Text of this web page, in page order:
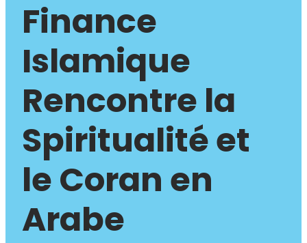
Finance
Islamique
Rencontre la
Spiritualité et
le Coran en
Arabe